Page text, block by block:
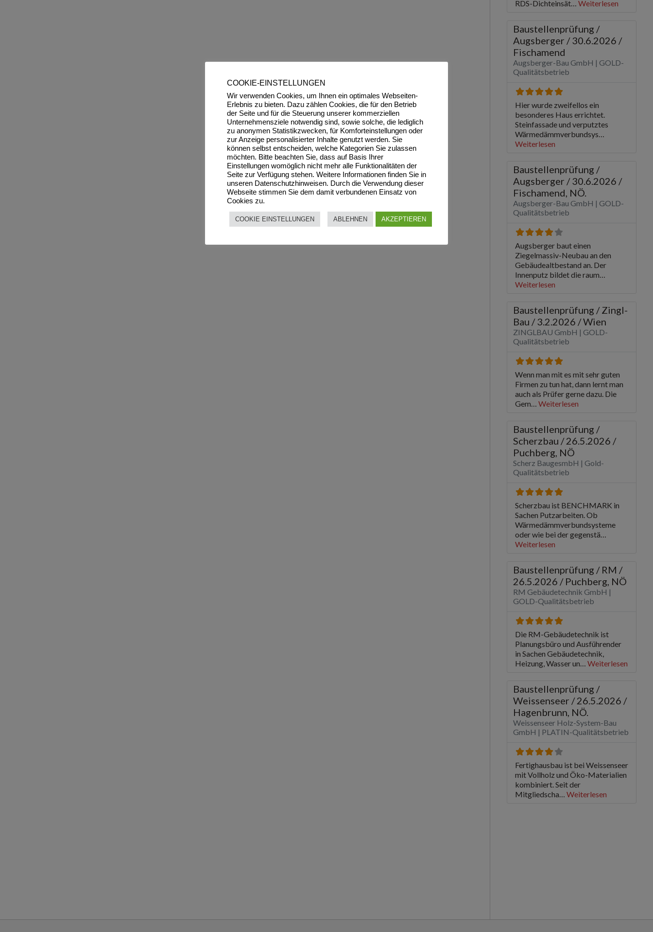
COOKIE-EINSTELLUNGEN
Wir verwenden Cookies, um Ihnen ein optimales Webseiten-
Erlebnis zu bieten. Dazu zählen Cookies, die für den Betrieb
der Seite und für die Steuerung unserer kommerziellen
Unternehmensziele notwendig sind, sowie solche, die lediglich
zu anonymen Statistikzwecken, für Komforteinstellungen oder
zur Anzeige personalisierter Inhalte genutzt werden. Sie
können selbst entscheiden, welche Kategorien Sie zulassen
möchten. Bitte beachten Sie, dass auf Basis Ihrer
Einstellungen womöglich nicht mehr alle Funktionalitäten der
Seite zur Verfügung stehen. Weitere Informationen finden Sie in
unseren Datenschutzhinweisen. Durch die Verwendung dieser
Webseite stimmen Sie dem damit verbundenen Einsatz von
Cookies zu.
COOKIE EINSTELLUNGEN ABLEHNEN AKZEPTIEREN